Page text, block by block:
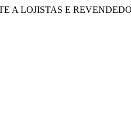
A LOJISTAS E